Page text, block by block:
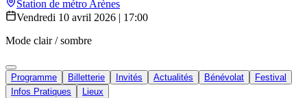
Station de métro Arènes
Vendredi 10 avril 2026 | 17:00
Mode clair / sombre
Programme Billetterie Invités Actualités Bénévolat
Festival
Infos Pratiques
Lieux